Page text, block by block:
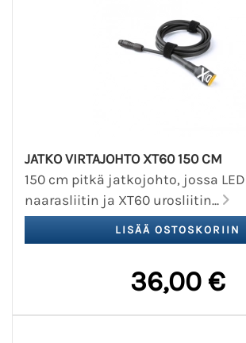
JATKO VIRTAJOHTO XT60 150 CM
150 cm pitkä jatkojohto, jossa
naarasliitin ja XT60 urosliitin...
36,00 €